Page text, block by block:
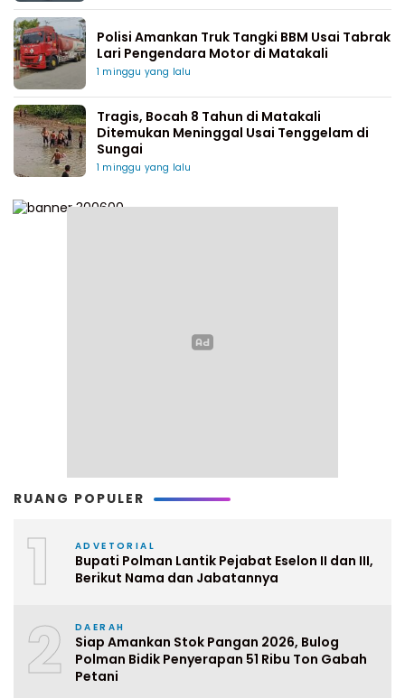
Polisi Amankan Truk Tangki BBM Usai Tabrak
Lari Pengendara Motor di Matakali
1 minggu yang lalu
Tragis, Bocah 8 Tahun di Matakali
Ditemukan Meninggal Usai Tenggelam di
Sungai
1 minggu yang lalu
RUANG POPULER
1 ADVETORIAL
Bupati Polman Lantik Pejabat Eselon II dan III,
Berikut Nama dan Jabatannya
2 DAERAH
Siap Amankan Stok Pangan 2026, Bulog
Polman Bidik Penyerapan 51 Ribu Ton Gabah
Petani